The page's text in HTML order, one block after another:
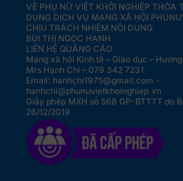
VỀ PHỤ NỮ VIỆT KHỞI NGHIỆPTHỎA
DỤNG DỊCH VỤ MẠNG XÃ HỘI
CHỊU TRÁCH NHIỆM NỘI DUNG
BÙI THỊ NGỌC HẠNH
LIÊN HỆ QUẢNG CÁO
Mạng xã hội Kinh tế – Giáo dục –
Mrs Hạnh Chi – 079 342 7231
Email: hanhchi1975@gmail.com -
hanhchi@phunuvietkhoinghiep.vn
Giấy phép MXH số 568 GP-BTTTT do
26/12/2019